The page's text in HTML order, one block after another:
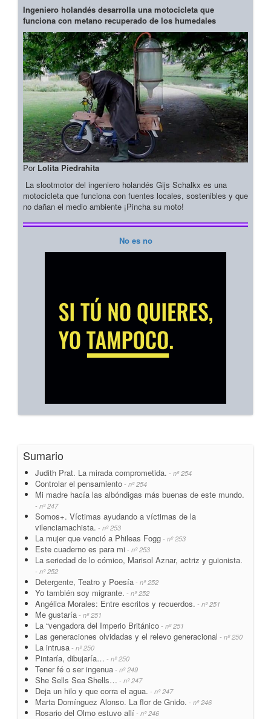
Ingeniero holandés desarrolla una motocicleta que
funciona con metano recuperado de los humedales
Por Lolita Piedrahita
La slootmotor del ingeniero holandés Gijs Schalkx es una
motocicleta que funciona con fuentes locales, sostenibles y que
no dañan el medio ambiente ¡Pincha su moto!
No es no
Sumario
Judith Prat. La mirada comprometida. - nº 254
Controlar el pensamiento - nº 254
Mi madre hacía las albóndigas más buenas de este mundo.
- nº 247
Somos+. Víctimas ayudando a víctimas de la
vilenciamachista. - nº 253
La mujer que venció a Phileas Fogg - nº 253
Este cuaderno es para mi - nº 253
La seriedad de lo cómico, Marisol Aznar, actriz y guionista.
- nº 252
Detergente, Teatro y Poesía - nº 252
Yo también soy migrante. - nº 252
Angélica Morales: Entre escritos y recuerdos. - nº 251
Me gustaría - nº 251
La “vengadora del Imperio Británico - nº 251
Las generaciones olvidadas y el relevo generacional - nº 250
La intrusa - nº 250
Pintaría, dibujaría… - nº 250
Tener fé o ser ingenua - nº 249
She Sells Sea Shells… - nº 247
Deja un hilo y que corra el agua. - nº 247
Marta Domínguez Alonso. La flor de Gnido. - nº 246
Rosario del Olmo estuvo allí - nº 246